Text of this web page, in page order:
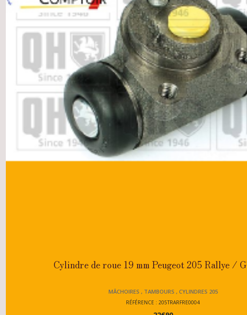
Cylindre de roue 19 mm Peugeot 205 Rallye /
MÂCHOIRES , TAMBOURS , CYLINDRES 205
RÉFÉRENCE : 205TRARFRE0004